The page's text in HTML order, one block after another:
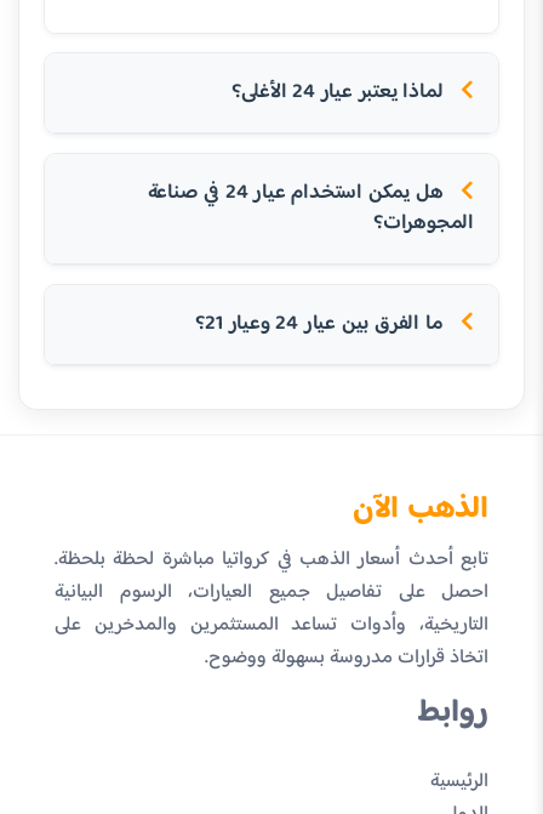
لماذا يعتبر عيار 24 الأغلى؟
هل يمكن استخدام عيار 24 في صناعة
المجوهرات؟
ما الفرق بين عيار 24 وعيار 21؟
الذهب الآن
تابع أحدث أسعار الذهب في كرواتيا مباشرة لحظة بلحظة.
احصل على تفاصيل جميع العيارات، الرسوم البيانية
التاريخية، وأدوات تساعد المستثمرين والمدخرين على
اتخاذ قرارات مدروسة بسهولة ووضوح.
روابط
الرئيسية